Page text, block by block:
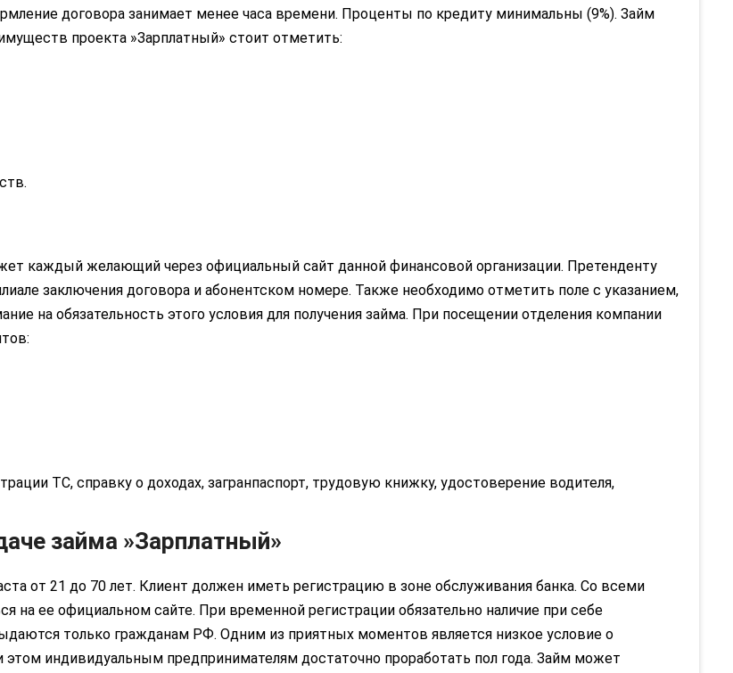
договора занимает менее часа времени. Проценты по кредиту минимальны (9%). Займ
проекта »Зарплатный» стоит отметить:
каждый желающий через официальный сайт данной финансовой организации. Претенденту
заключения договора и абонентском номере. Также необходимо отметить поле с указанием,
на обязательность этого условия для получения займа. При посещении отделения компании
ТС, справку о доходах, загранпаспорт, трудовую книжку, удостоверение водителя,
займа »Зарплатный»
от 21 до 70 лет. Клиент должен иметь регистрацию в зоне обслуживания банка. Со всеми
ее официальном сайте. При временной регистрации обязательно наличие при себе
только гражданам РФ. Одним из приятных моментов является низкое условие о
индивидуальным предпринимателям достаточно проработать пол года. Займ может